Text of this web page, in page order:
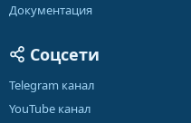
...
Документация
Соцсети
Telegram канал
YouTube канал